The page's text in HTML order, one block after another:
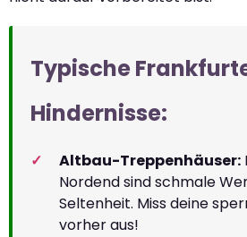
Typische
Hindernisse:
Altbau-Treppenhäuser:
Nordend sind schmale
Seltenheit. Miss deine
vorher aus!